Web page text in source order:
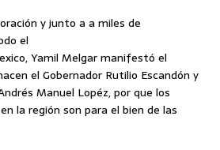
y junto a a miles de
el
Yamil Melgar manifestó el
el Gobernador Rutilio Escandón y
Manuel Lopéz, por que los
la región son para el bien de las